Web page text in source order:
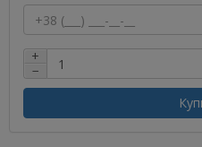
+
−